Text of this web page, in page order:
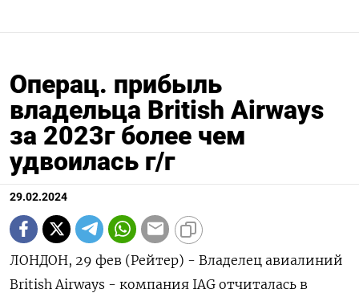
Операц. прибыль
владельца British Airways
за 2023г более чем
удвоилась г/г
29.02.2024
ЛОНДОН, 29 фев (Рейтер) - Владелец авиалиний
British Airways - компания IAG отчиталась в